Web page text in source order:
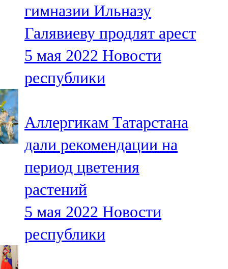
71,42 FM
Сарман
107,8 FM
Теләче
Түбән Кама
102,6 FM
Чирмешән
107,7 FM
Чистай
103,0 FM
гимназии Ильназу
Галявиеву продлят арест
5 мая 2022 Новости
республики
Аллергикам Татарстана
дали рекомендации на
период цветения
растений
5 мая 2022 Новости
республики